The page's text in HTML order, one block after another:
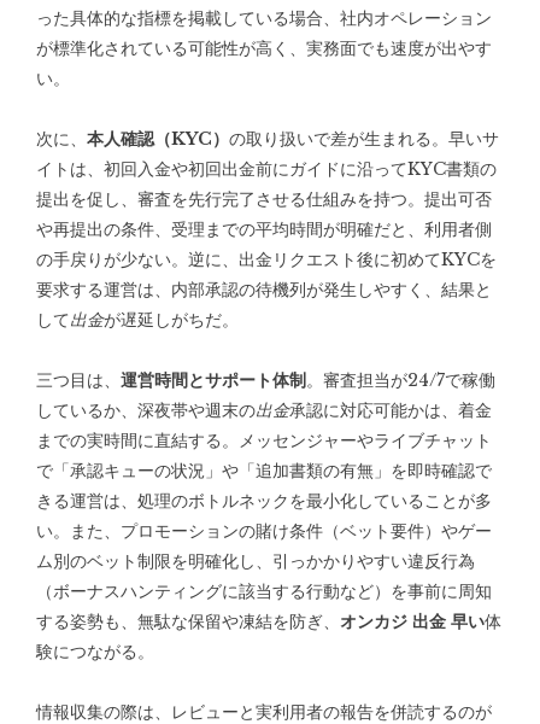
った具体的な指標を掲載している場合、社内オペレーション
が標準化されている可能性が高く、実務面でも速度が出やす
い。
次に、 本人確認（KYC） の取り扱いで差が生まれる。早いサ
イトは、初回入金や初回出金前にガイドに沿ってKYC書類の
提出を促し、審査を先行完了させる仕組みを持つ。提出可否
や再提出の条件、受理までの平均時間が明確だと、利用者側
の手戻りが少ない。逆に、出金リクエスト後に初めてKYCを
要求する運営は、内部承認の待機列が発生しやすく、結果と
して出金が遅延しがちだ。
三つ目は、 運営時間とサポート体制。審査担当が24/7で稼働
しているか、深夜帯や週末の出金承認に対応可能かは、着金
までの実時間に直結する。メッセンジャーやライブチャット
で「承認キューの状況」や「追加書類の有無」を即時確認で
きる運営は、処理のボトルネックを最小化していることが多
い。また、プロモーションの賭け条件（ベット要件）やゲー
ム別のベット制限を明確化し、引っかかりやすい違反行為
（ボーナスハンティングに該当する行動など）を事前に周知
する姿勢も、無駄な保留や凍結を防ぎ、 オンカジ 出金 早い体
験につながる。
情報収集の際は、レビューと実利用者の報告を併読するのが